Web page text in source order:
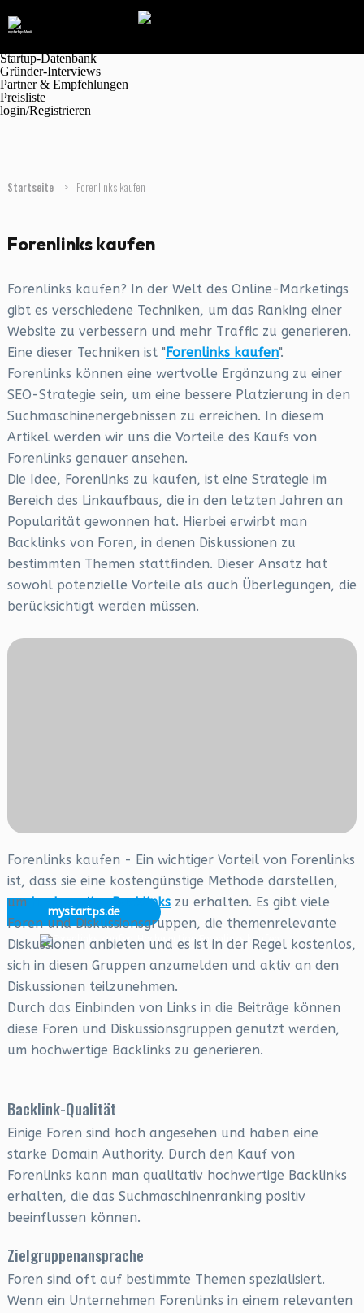
Marktplatz
Magazin
Startup-Datenbank
Gründer-Interviews
Partner & Empfehlungen
Preisliste
login/Registrieren
Startseite > Forenlinks kaufen
Forenlinks kaufen
Forenlinks kaufen? In der Welt des Online-Marketings
gibt es verschiedene Techniken, um das Ranking einer
Website zu verbessern und mehr Traffic zu generieren.
Eine dieser Techniken ist "Forenlinks kaufen".
Forenlinks können eine wertvolle Ergänzung zu einer
SEO-Strategie sein, um eine bessere Platzierung in den
Suchmaschinenergebnissen zu erreichen. In diesem
Artikel werden wir uns die Vorteile des Kaufs von
Forenlinks genauer ansehen.
Die Idee, Forenlinks zu kaufen, ist eine Strategie im
Bereich des Linkaufbaus, die in den letzten Jahren an
Popularität gewonnen hat. Hierbei erwirbt man
Backlinks von Foren, in denen Diskussionen zu
bestimmten Themen stattfinden. Dieser Ansatz hat
sowohl potenzielle Vorteile als auch Überlegungen, die
berücksichtigt werden müssen.
mystartps.de
Hochwertige Forenlinks kaufen
Forenlinks kaufen - Ein wichtiger Vorteil von Forenlinks
ist, dass sie eine kostengünstige Methode darstellen,
umhochwertige Backlinkszu erhalten. Es gibt viele
Foren und Diskussionsgruppen, die themenrelevante
Diskussionen anbieten und es ist in der Regel kostenlos,
sich in diesen Gruppen anzumelden und aktiv an den
Diskussionen teilzunehmen.
Durch das Einbinden von Links in die Beiträge können
diese Foren und Diskussionsgruppen genutzt werden,
um hochwertige Backlinks zu generieren.
Backlink-Qualität
Einige Foren sind hoch angesehen und haben eine
starke Domain Authority. Durch den Kauf von
Forenlinks kann man qualitativ hochwertige Backlinks
erhalten, die das Suchmaschinenranking positiv
beeinflussen können.
Zielgruppenansprache
Foren sind oft auf bestimmte Themen spezialisiert.
Wenn ein Unternehmen Forenlinks in einem relevanten